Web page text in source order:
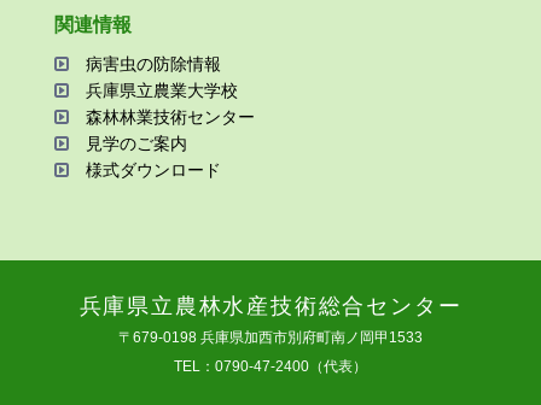
関連情報
病害⾍の防除情報
兵庫県⽴農業⼤学校
森林林業技術センター
⾒学のご案内
様式ダウンロード
兵庫県⽴農林⽔産技術総合センター
〒679-0198 兵庫県加⻄市別府町南ノ岡甲1533
TEL：0790-47-2400（代表）